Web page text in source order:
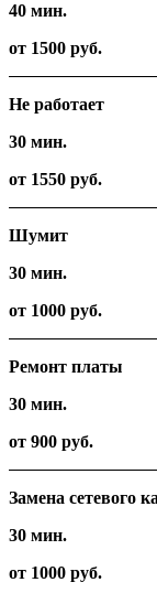
40 мин.
от 1500 руб.
Не работает
30 мин.
от 1550 руб.
Шумит
30 мин.
от 1000 руб.
Ремонт платы
30 мин.
от 900 руб.
Замена сетевого
30 мин.
от 1000 руб.